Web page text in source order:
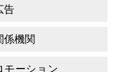
告
係機関
モーション